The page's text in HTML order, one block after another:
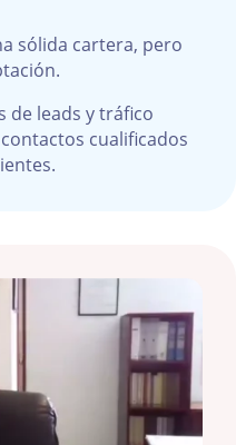
sólida cartera, pero
de leads y tráfico
cualificados